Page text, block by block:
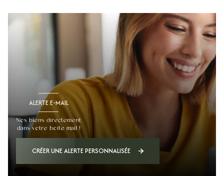
ALERTE E-MAIL
Nos biens directement
dans votre boite mail !
CRÉER UNE ALERTE PERSONNALISÉE